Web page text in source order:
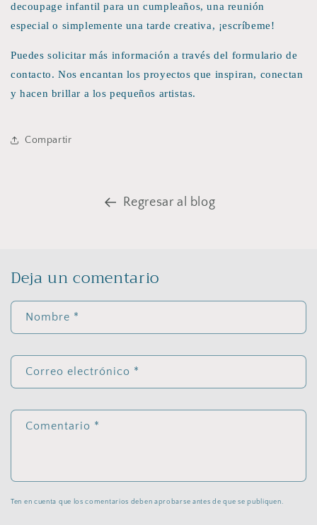
decoupage infantil para un cumpleaños, una reunión
especial o simplemente una tarde creativa, ¡escríbeme!
Puedes solicitar más información a través del formulario de
contacto. Nos encantan los proyectos que inspiran, conectan
y hacen brillar a los pequeños artistas.
Compartir
Regresar al blog
Deja un comentario
Nombre *
Correo electrónico *
Comentario *
Ten en cuenta que los comentarios deben aprobarse antes de que se publiquen.